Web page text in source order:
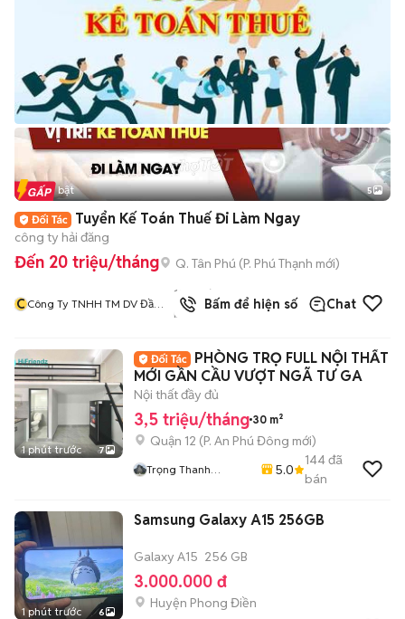
Tin nổi bật 5
Tuyển Kế Toán Thuế Đi Làm Ngay
công ty hải đăng
Đến 20 triệu/tháng Q. Tân Phú (P. Phú Thạnh mới)
CCông Ty TNHH TM DV Đầu
1244
đã
bán
Bấm để hiện số Chat
1 phút trước 7
PHÒNG TRỌ FULL NỘI THẤT
MỚI GẦN CẦU VƯỢT NGÃ TƯ GA
Nội thất đầy đủ
3,5 triệu/tháng 30 m²
Quận 12 (P. An Phú Đông mới)
Trọng Thanh
5.0
144đã
bán
1 phút trước 6
Samsung Galaxy A15 256GB
Galaxy A15 256 GB
3.000.000 đ
Huyện Phong Điền